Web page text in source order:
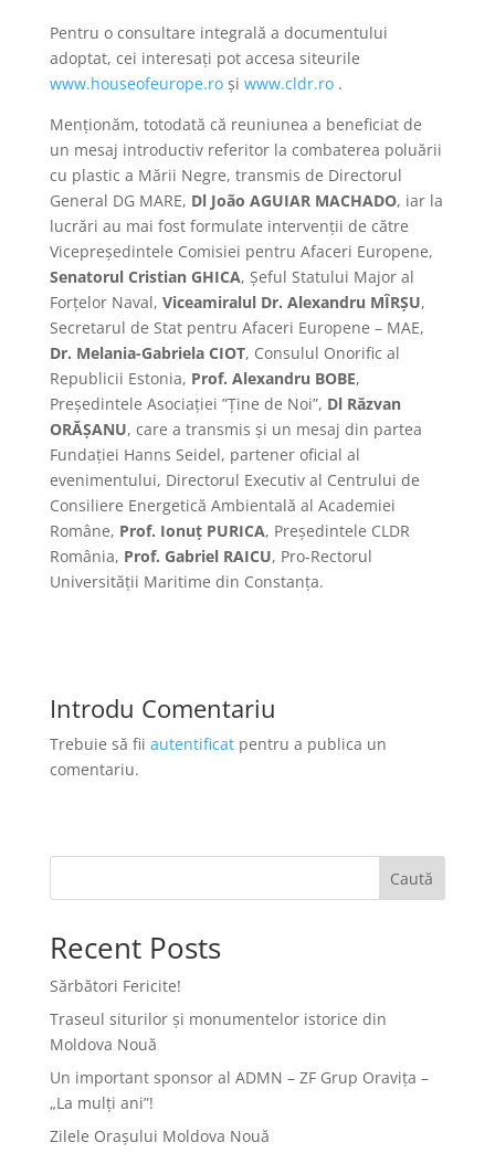
Pentru o consultare integrală a documentului
adoptat, cei interesați pot accesa siteurile
www.houseofeurope.roși www.cldr.ro.
Menționăm, totodată că reuniunea a beneficiat de
un mesaj introductiv referitor la combaterea poluării
cu plastic a Mării Negre, transmis de Directorul
General DG MARE, Dl João AGUIAR MACHADO, iar la
lucrări au mai fost formulate intervenții de către
Vicepreședintele Comisiei pentru Afaceri Europene,
Senatorul Cristian GHICA, Șeful Statului Major al
Forțelor Naval, Viceamiralul Dr. Alexandru MÎRȘU,
Secretarul de Stat pentru Afaceri Europene – MAE,
Dr. Melania-Gabriela CIOT, Consulul Onorific al
Republicii Estonia, Prof. Alexandru BOBE,
Președintele Asociației ”Ține de Noi”, Dl Răzvan
ORĂȘANU, care a transmis și un mesaj din partea
Fundației Hanns Seidel, partener oficial al
evenimentului, Directorul Executiv al Centrului de
Consiliere Energetică Ambientală al Academiei
Române, Prof. Ionuț PURICA, Președintele CLDR
România, Prof. Gabriel RAICU, Pro-Rectorul
Universității Maritime din Constanța.
Introdu Comentariu
Trebuie să fii autentificatpentru a publica un
comentariu.
Caută
Recent Posts
Sărbători Fericite!
Traseul siturilor și monumentelor istorice din
Moldova Nouă
Un important sponsor al ADMN – ZF Grup Oravița –
„La mulți ani”!
Zilele Orașului Moldova Nouă